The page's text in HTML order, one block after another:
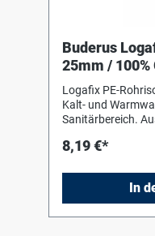
Buderus
25mm / 100%
Logafix PE-
Kalt- und
Sanitärbereich.
8,19 €*
In